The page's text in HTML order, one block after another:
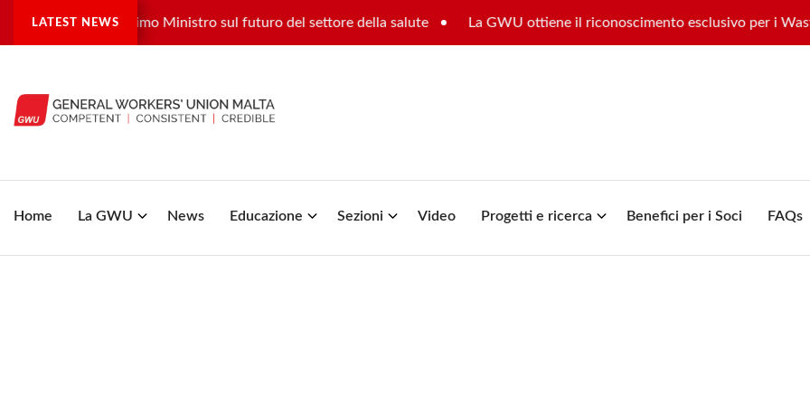
LATEST NEWS
e il Vice Primo Ministro sul futuro del settore della salute La GWU ottiene il riconoscimento esclusivo per i Waste
Home La GWU News Educazione Sezioni Video Progetti e ricerca Benefici per i Soci FAQs